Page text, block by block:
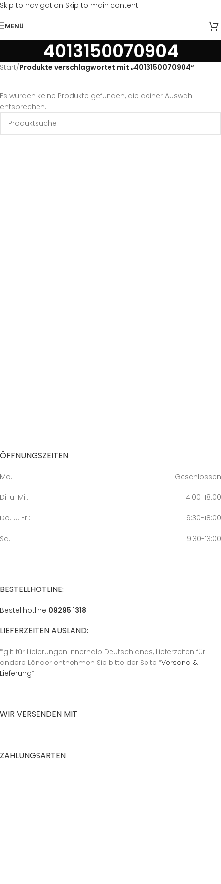
Skip to navigation Skip to main content
MENÜ
4013150070904
Start/Produkte verschlagwortet mit „4013150070904“
Es wurden keine Produkte gefunden, die deiner Auswahl
entsprechen.
ÖFFNUNGSZEITEN
Mo.: Geschlossen
Di. u. Mi.: 14:00-18:00
Do. u. Fr.: 9:30-18:00
Sa.: 9:30-13:00
BESTELLHOTLINE:
Bestellhotline 09295 1318
LIEFERZEITEN AUSLAND:
*gilt für Lieferungen innerhalb Deutschlands, Lieferzeiten für
andere Länder entnehmen Sie bitte der Seite “Versand &
Lieferung“
WIR VERSENDEN MIT
ZAHLUNGSARTEN